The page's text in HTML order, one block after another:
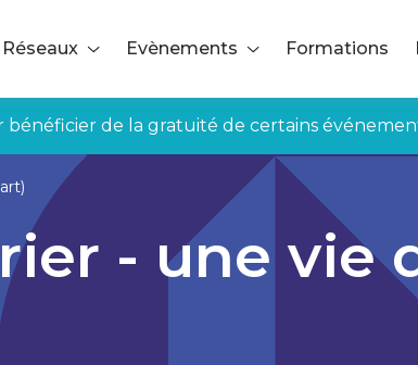
Réseaux Evènements Formations
bénéficier de la gratuité de certains
- une vie